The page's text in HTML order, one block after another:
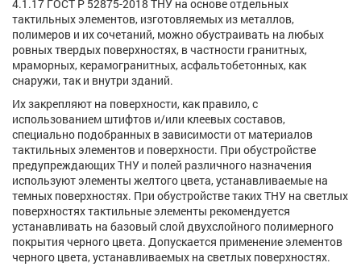
4.1.17 ГОСТ Р 52875-2018 ТНУ на основе отдельных
тактильных элементов, изготовляемых из металлов,
полимеров и их сочетаний, можно обустраивать на любых
ровных твердых поверхностях, в частности гранитных,
мраморных, керамогранитных, асфальтобетонных, как
снаружи, так и внутри зданий.
Их закрепляют на поверхности, как правило, с
использованием штифтов и/или клеевых составов,
специально подобранных в зависимости от материалов
тактильных элементов и поверхности. При обустройстве
предупреждающих ТНУ и полей различного назначения
используют элементы желтого цвета, устанавливаемые на
темных поверхностях. При обустройстве таких ТНУ на светлых
поверхностях тактильные элементы рекомендуется
устанавливать на базовый слой двухслойного полимерного
покрытия черного цвета. Допускается применение элементов
черного цвета, устанавливаемых на светлых поверхностях.